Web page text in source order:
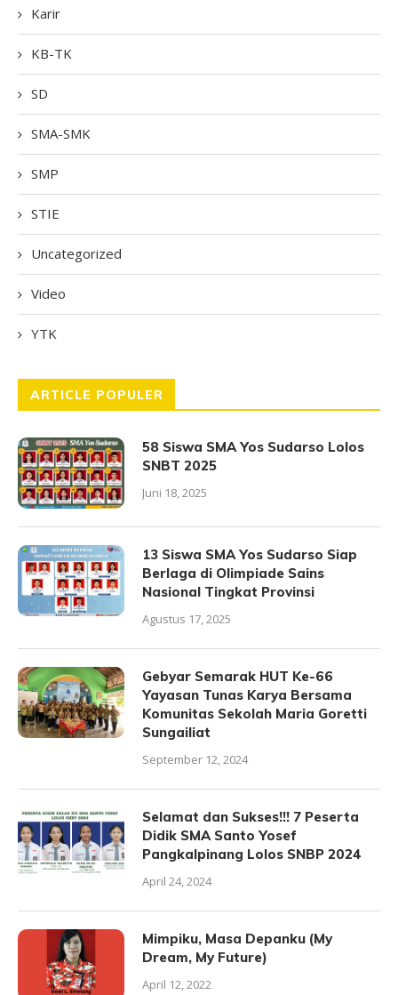
Karir
KB-TK
SD
SMA-SMK
SMP
STIE
Uncategorized
Video
YTK
ARTICLE POPULER
58 Siswa SMA Yos Sudarso Lolos
SNBT 2025
Juni 18, 2025
13 Siswa SMA Yos Sudarso Siap
Berlaga di Olimpiade Sains
Nasional Tingkat Provinsi
Agustus 17, 2025
Gebyar Semarak HUT Ke-66
Yayasan Tunas Karya Bersama
Komunitas Sekolah Maria Goretti
Sungailiat
September 12, 2024
Selamat dan Sukses!!! 7 Peserta
Didik SMA Santo Yosef
Pangkalpinang Lolos SNBP 2024
April 24, 2024
Mimpiku, Masa Depanku (My
Dream, My Future)
April 12, 2022